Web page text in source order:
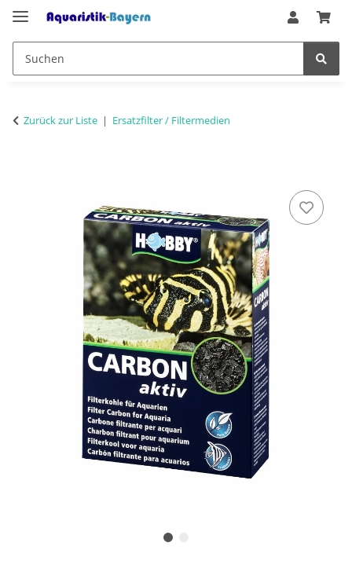
Zurück zur Liste Ersatzfilter / Filtermedien